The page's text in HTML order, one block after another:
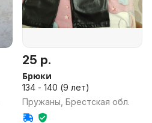
25 р.
Брюки
134 - 140 (9 лет)
Пружаны, Брестская обл.